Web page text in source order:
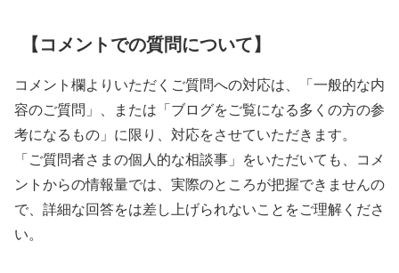
【コメントでの質問について】
コメント欄よりいただくご質問への対応は、「一般的な内
容のご質問」、または「ブログをご覧になる多くの方の参
考になるもの」に限り、対応をさせていただきます。
「ご質問者さまの個人的な相談事」をいただいても、コメ
ントからの情報量では、実際のところが把握できませんの
で、詳細な回答をは差し上げられないことをご理解くださ
い。